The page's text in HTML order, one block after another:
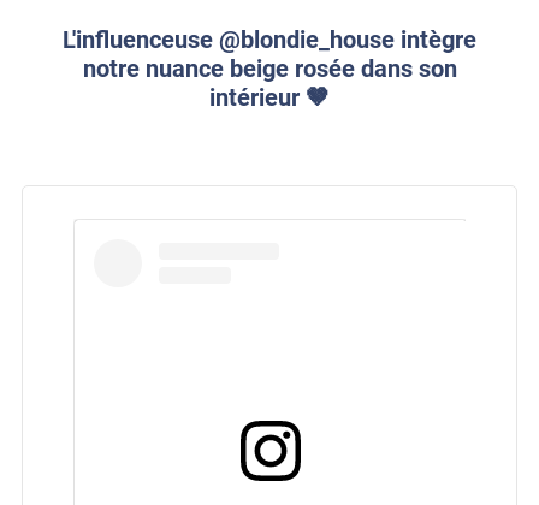
L'influenceuse @blondie_house intègre
notre nuance beige rosée dans son
intérieur 🤎